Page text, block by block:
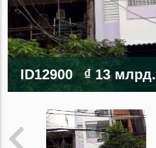
ID12900 ₫ 13 млрд.